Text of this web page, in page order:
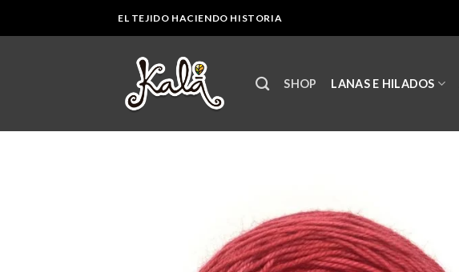
EL TEJIDO HACIENDO HISTORIA
SHOP LANAS E HILADOS